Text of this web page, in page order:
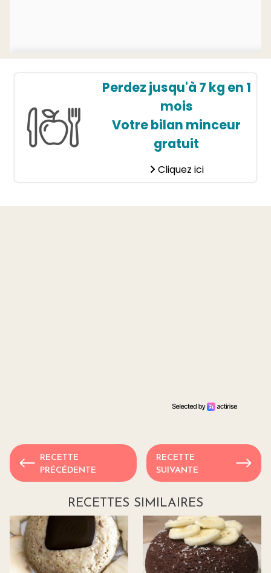
Perdez jusqu'à 7 kg en 1
mois
Votre bilan minceur
gratuit
Cliquez ici
RECETTE
PRÉCÉDENTE
RECETTE
SUIVANTE
RECETTES SIMILAIRES